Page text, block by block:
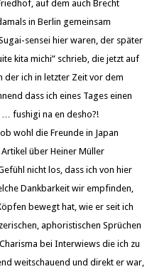
auf dem auch Brecht
in Berlin gemeinsam
sensei hier waren, der später
kita michi” schrieb, die jetzt auf
der ich in letzter Zeit vor dem
dass ich eines Tages einen
… fushigi na en desho?!
wohl die Freunde in Japan
über Heiner Müller
nicht los, dass ich von hier
Dankbarkeit wir empfinden,
bewegt hat, wie er seit ich
aphoristischen Sprüchen
bei Interwiews die ich zu
weitschauend und direkt er war,